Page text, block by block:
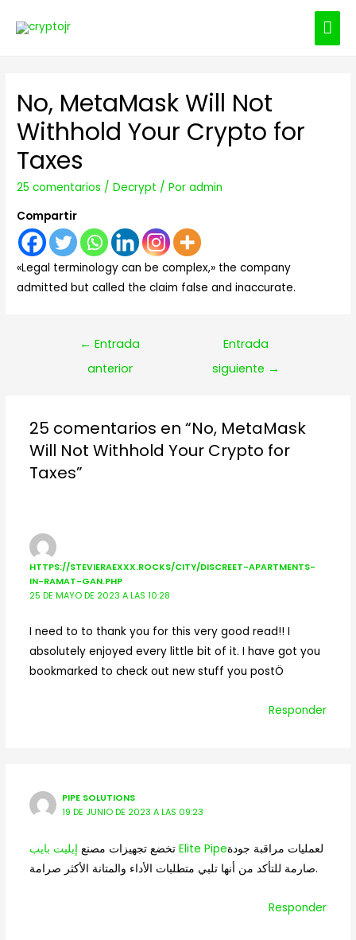
No, MetaMask Will Not
Withhold Your Crypto for
Taxes
25 comentarios /Decrypt / Poradmin
Compartir
«Legal terminology can be complex,» the company
admitted but called the claim false and inaccurate.
Navegación
← Entrada
anterior
Entrada
siguiente →
25 comentarios en “No, MetaMask
Will Not Withhold Your Crypto for
Taxes”
HTTPS://STEVIERAEXXX.ROCKS/CITY/DISCREET-APARTMENTS-
IN-RAMAT-GAN.PHP
25 DE MAYO DE 2023 A LAS 10:28
I need to to thank you for this very good read!! I
absolutely enjoyed every little bit of it. I have got you
bookmarked to check out new stuff you postÖ
Responder
PIPE SOLUTIONS
19 DE JUNIO DE 2023 A LAS 09:23
تخضع تجهيزات مصنعإيليت بايب Elite Pipeلعمليات مراقبة جودة
صارمة للتأكد من أنها تلبي متطلبات الأداء والمتانة الأكثر صرامة.
Responder